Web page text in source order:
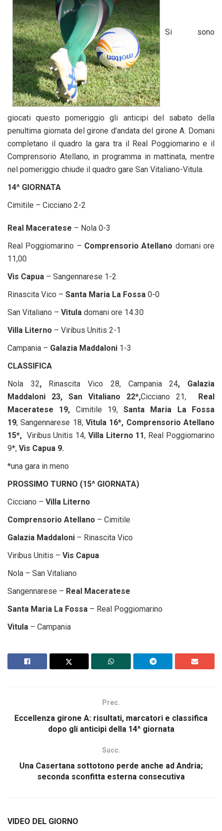
Si sono
giocati questo pomeriggio gli anticipi del sabato della
penultima giornata del girone d’andata del girone A. Domani
completano il quadro la gara tra il Real Poggiomarino e il
Comprensorio Atellano, in programma in mattinata, mentre
nel pomeriggio chiude il quadro gare San Vitaliano-Vitula.
14^ GIORNATA
Cimitile – Cicciano 2-2
Real Maceratese – Nola 0-3
Real Poggiomarino – Comprensorio Atellano domani ore
11,00
Vis Capua – Sangennarese 1-2
Rinascita Vico – Santa Maria La Fossa 0-0
San Vitaliano – Vitula domani ore 14.30
Villa Literno – Viribus Unitis 2-1
Campania – Galazia Maddaloni 1-3
CLASSIFICA
Nola 32, Rinascita Vico 28, Campania 24, Galazia
Maddaloni 23, San Vitaliano 22*,Cicciano 21, Real
Maceratese 19, Cimitile 19,Santa Maria La Fossa
19, Sangennarese 18, Vitula 16*, Comprensorio Atellano
15*, Viribus Unitis 14, Villa Literno 11, Real Poggiomarino
9*, Vis Capua 9.
*una gara in meno
PROSSIMO TURNO (15^ GIORNATA)
Cicciano – Villa Literno
Comprensorio Atellano – Cimitile
Galazia Maddaloni – Rinascita Vico
Viribus Unitis – Vis Capua
Nola – San Vitaliano
Sangennarese – Real Maceratese
Santa Maria La Fossa – Real Poggiomarino
Vitula – Campania
Prec.
Eccellenza girone A: risultati, marcatori e classifica
dopo gli anticipi della 14^ giornata
Succ.
Una Casertana sottotono perde anche ad Andria;
seconda sconfitta esterna consecutiva
VIDEO DEL GIORNO